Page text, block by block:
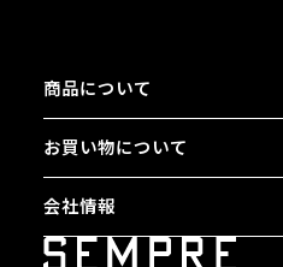
商品について
お買い物について
会社情報